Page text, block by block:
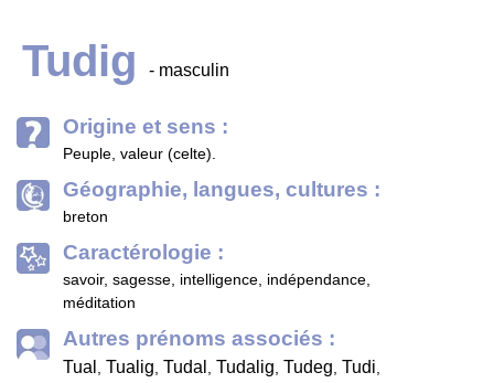
Tudig - masculin
Origine et sens :
Peuple, valeur (celte).
Géographie, langues, cultures :
breton
Caractérologie :
savoir, sagesse, intelligence, indépendance,
méditation
Autres prénoms associés :
Tual , Tualig, Tudal , Tudalig, Tudeg, Tudi,